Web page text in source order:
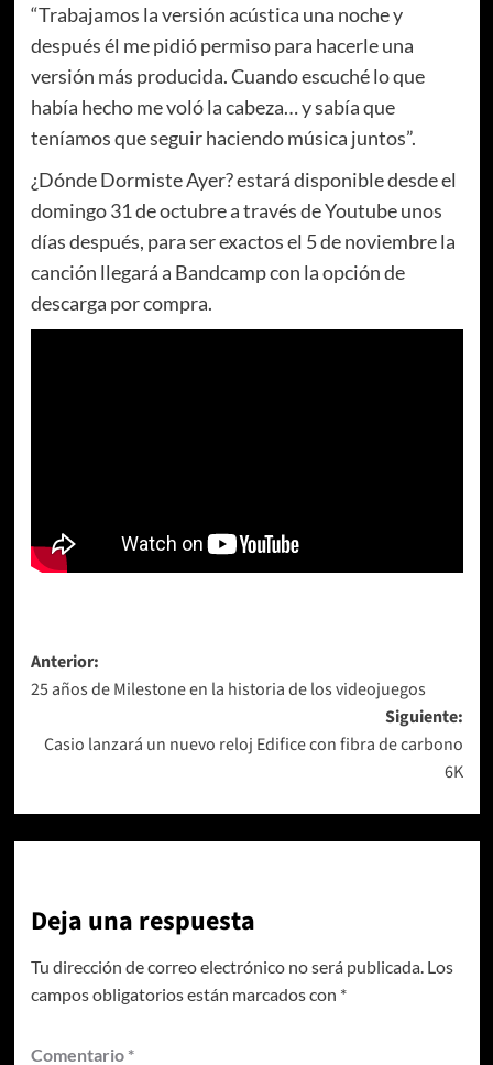
“Trabajamos la versión acústica una noche y
después él me pidió permiso para hacerle una
versión más producida. Cuando escuché lo que
había hecho me voló la cabeza… y sabía que
teníamos que seguir haciendo música juntos”.
¿Dónde Dormiste Ayer? estará disponible desde el
domingo 31 de octubre a través de Youtube unos
días después, para ser exactos el 5 de noviembre la
canción llegará a Bandcamp con la opción de
descarga por compra.
Navegación
de
entradas
Anterior:
25 años de Milestone en la historia de los videojuegos
Siguiente:
Casio lanzará un nuevo reloj Edifice con fibra de carbono
6K
Deja una respuesta
Tu dirección de correo electrónico no será publicada. Los
campos obligatorios están marcados con *
Comentario *